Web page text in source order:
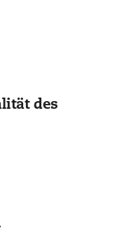
des